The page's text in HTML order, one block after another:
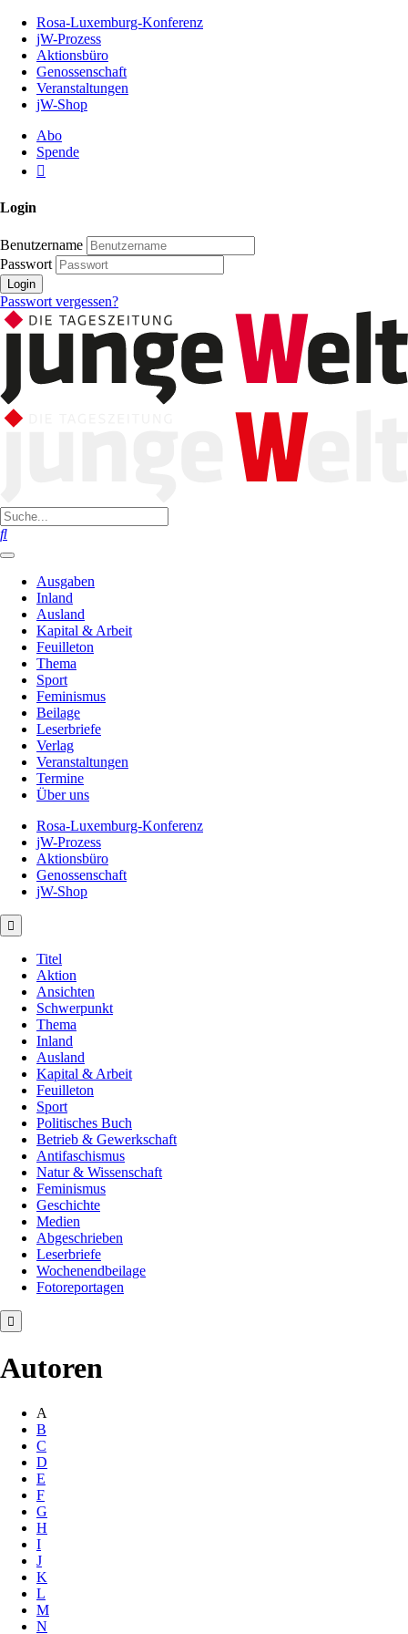
Inhalt
Seite
Rosa-Luxemburg-Konferenz
jW-Prozess
Aktionsbüro
Genossenschaft
Veranstaltungen
jW-Shop
Abo
Spende
Login
Benutzername
Passwort
Login
Passwort vergessen?
Ausgaben
Inland
Ausland
Kapital & Arbeit
Feuilleton
Thema
Sport
Feminismus
Beilage
Leserbriefe
Verlag
Veranstaltungen
Termine
Über uns
Rosa-Luxemburg-Konferenz
jW-Prozess
Aktionsbüro
Genossenschaft
jW-Shop
Titel
Aktion
Ansichten
Schwerpunkt
Thema
Inland
Ausland
Kapital & Arbeit
Feuilleton
Sport
Politisches Buch
Betrieb & Gewerkschaft
Antifaschismus
Natur & Wissenschaft
Feminismus
Geschichte
Medien
Abgeschrieben
Leserbriefe
Wochenendbeilage
Fotoreportagen
Autoren
A
B
C
D
E
F
G
H
I
J
K
L
M
N